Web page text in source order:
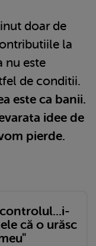
doar de
la
nu este
de conditii.
este ca banii.
idee de
pierde.
că o urăsc